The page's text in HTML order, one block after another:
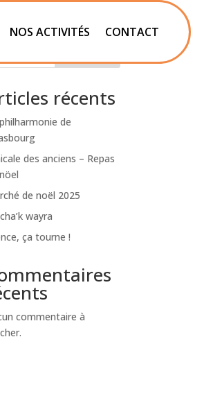
NOS ACTIVITÉS CONTACT
récents
de
des anciens – Repas
de noël 2025
wayra
ça tourne !
commentaire à